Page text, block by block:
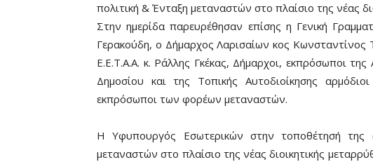
πολιτική & Ένταξη μεταναστών στο πλαίσιο της νέας
Στην ημερίδα παρευρέθησαν επίσης η Γενική
Γερακούδη, ο Δήμαρχος Λαρισαίων κος
Ε.Ε.Τ.Α.Α. κ. Ράλλης Γκέκας, Δήμαρχοι, εκπρόσωποι της
Δημοσίου και της Τοπικής Αυτοδιοίκησης
εκπρόσωποι των φορέων μεταναστών.
Η Υφυπουργός Εσωτερικών στην τοποθέτησή
μεταναστών στο πλαίσιο της νέας διοικητικής